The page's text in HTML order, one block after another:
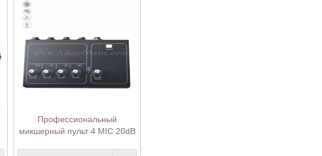
Профессиональный
микшерный пульт 4 MIC 20dB